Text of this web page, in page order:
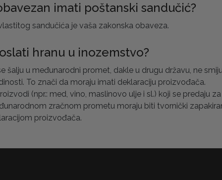
imati poštanski sandučić?
sandučića je vaša zakonska obaveza.
hranu u inozemstvo?
šalju u međunarodni promet, dakle u drugu državu, ne
To znači da moraju imati deklaraciju proizvođača.
(npr.: med, vino, maslinovo ulje i sl.) koji se predaju za
zračnom prometu moraju biti tvornički
proizvođača.